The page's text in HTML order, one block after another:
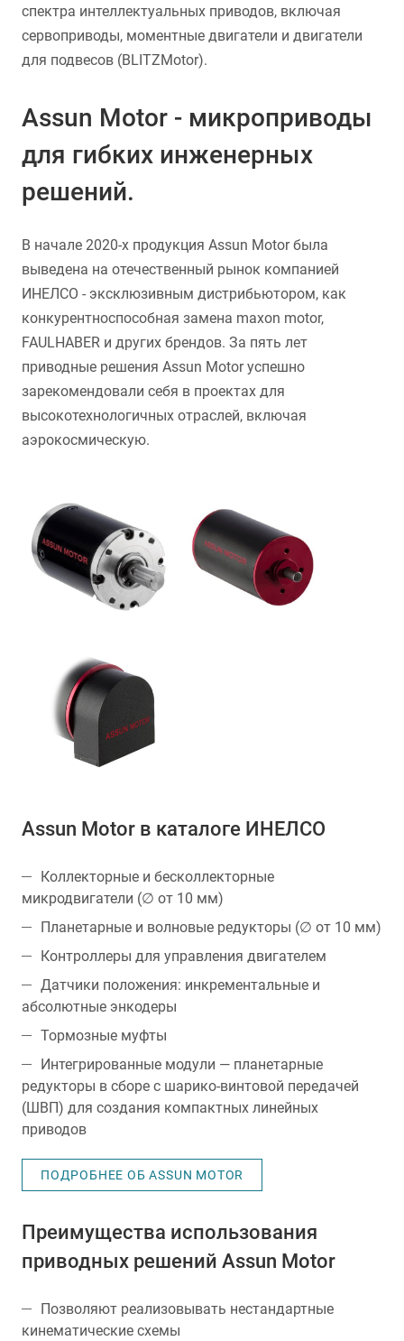
спектра интеллектуальных приводов, включая
сервоприводы, моментные двигатели и двигатели
для подвесов (BLITZMotor).
Assun Motor - микроприводы
для гибких инженерных
решений.
В начале 2020-х продукция Assun Motor была
выведена на отечественный рынок компанией
ИНЕЛСО - эксклюзивным дистрибьютором, как
конкурентноспособная замена maxon motor,
FAULHABER и других брендов. За пять лет
приводные решения Assun Motor успешно
зарекомендовали себя в проектах для
высокотехнологичных отраслей, включая
аэрокосмическую.
Assun Motor в каталоге ИНЕЛСО
Коллекторные и бесколлекторные
микродвигатели (∅ от 10 мм)
Планетарные и волновые редукторы (∅ от 10 мм)
Контроллеры для управления двигателем
Датчики положения: инкрементальные и
абсолютные энкодеры
Тормозные муфты
Интегрированные модули — планетарные
редукторы в сборе с шарико-винтовой передачей
(ШВП) для создания компактных линейных
приводов
ПОДРОБНЕЕ ОБ ASSUN MOTOR
Преимущества использования
приводных решений Assun Motor
Позволяют реализовывать нестандартные
кинематические схемы